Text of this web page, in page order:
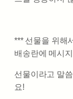
*** 선물을 위해
배송란에 메시
선물이라고 말
요!